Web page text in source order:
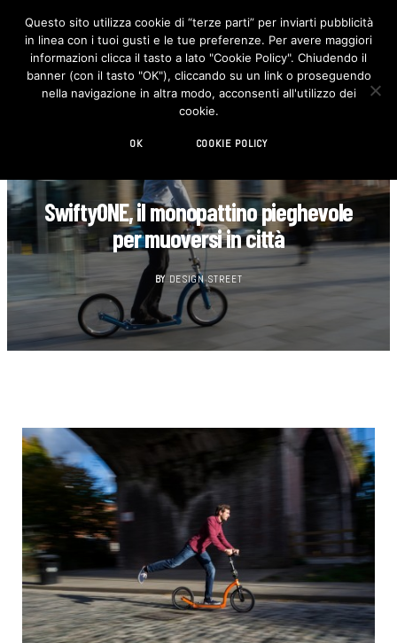
F
c
e
b
o
I
n
s
t
SwiftyONE, il monopattino pieghevole
per muoversi in città
BY DESIGN STREET
Questo sito utilizza cookie di “terze parti” per inviarti pubblicità
in linea con i tuoi gusti e le tue preferenze. Per avere maggiori
informazioni clicca il tasto a lato "Cookie Policy". Chiudendo il
banner (con il tasto "OK"), cliccando su un link o proseguendo
nella navigazione in altra modo, acconsenti all'utilizzo dei
cookie.
OK COOKIE POLICY